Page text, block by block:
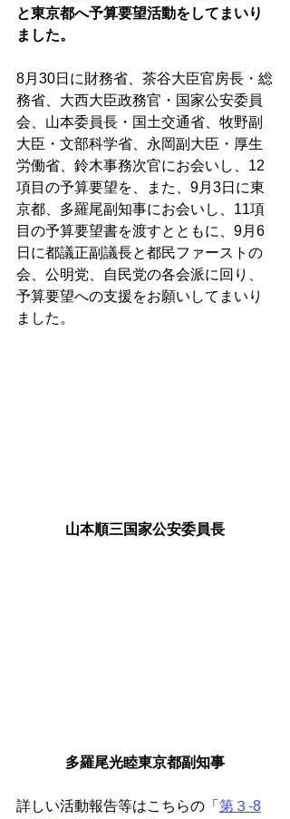
と東京都へ予算要望活動をしてまいり
ました。
8月30日に財務省、茶谷大臣官房長・総
務省、大西大臣政務官・国家公安委員
会、山本委員長・国土交通省、牧野副
大臣・文部科学省、永岡副大臣・厚生
労働省、鈴木事務次官にお会いし、12
項目の予算要望を、また、9月3日に東
京都、多羅尾副知事にお会いし、11項
目の予算要望書を渡すとともに、9月6
日に都議正副議長と都民ファーストの
会、公明党、自民党の各会派に回り、
予算要望への支援をお願いしてまいり
ました。
山本順三国家公安委員長
多羅尾光睦東京都副知事
詳しい活動報告等はこちらの「 第３-8